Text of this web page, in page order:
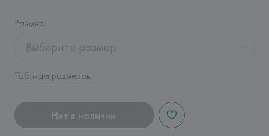
Размер:
Выберите размер
Таблица размеров
Нет в наличии